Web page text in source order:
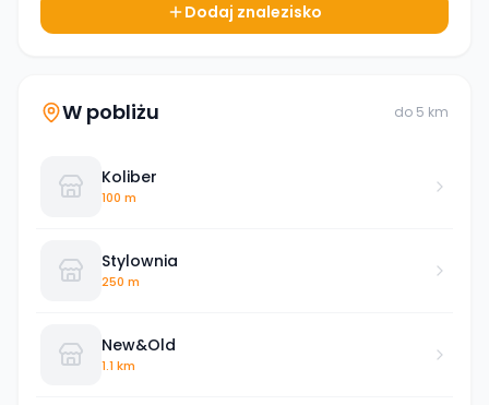
Dodaj znalezisko
W pobliżu do 5 km
Koliber
100 m
Stylownia
250 m
New&Old
1.1 km